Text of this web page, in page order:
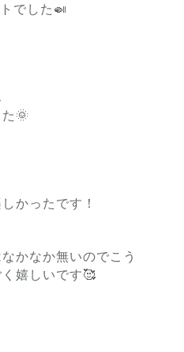
でした🍛
🌞
かったです！
かなか無いのでこう
嬉しいです🥰